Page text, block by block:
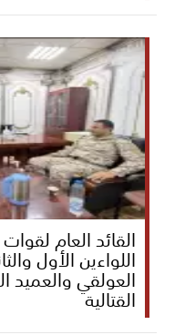
القائد العام
اللواءين الأول
العولقي والعميد
القتالية